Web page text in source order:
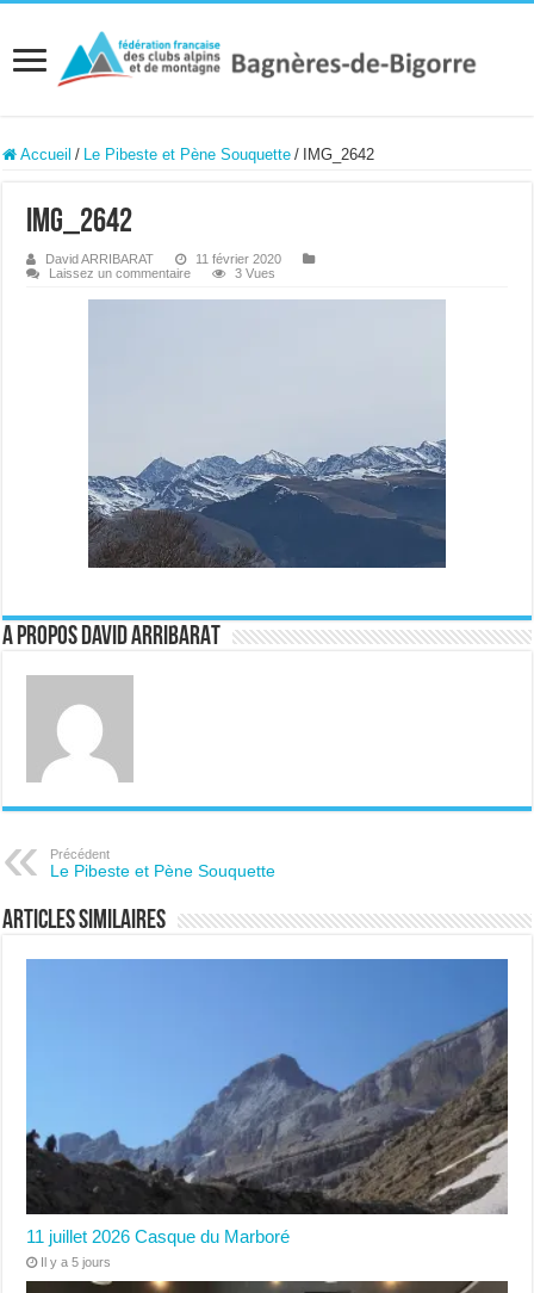
Accueil / Le Pibeste et Pène Souquette / IMG_2642
IMG_2642
David ARRIBARAT
11 février 2020
Laissez un commentaire
3 Vues
A propos David ARRIBARAT
Précédent
Le Pibeste et Pène Souquette
Articles similaires
11 juillet 2026 Casque du Marboré
Il y a 5 jours